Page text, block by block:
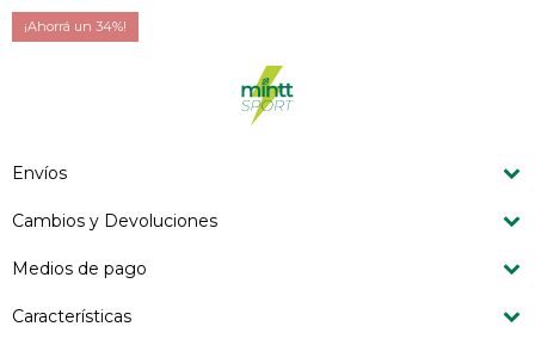
34
Envíos
Cambios y Devoluciones
Medios de pago
Características